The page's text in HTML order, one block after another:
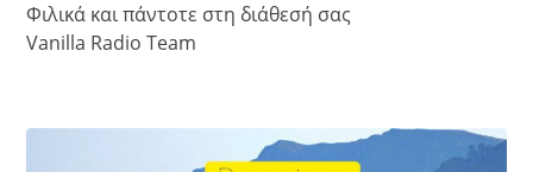
Φιλικά και πάντοτε στη διάθεσή σας
Vanilla Radio Τeam